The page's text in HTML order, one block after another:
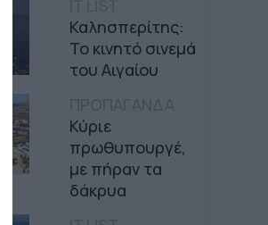
Καλησπερίτης:
Το κινητό σινεμά
του Αιγαίου
Κύριε
πρωθυπουργέ,
με πήραν τα
δάκρυα